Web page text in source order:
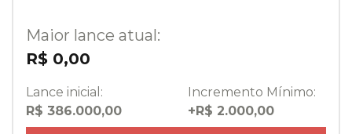
Maior lance atual:
R$ 0,00
Lance inicial:
R$ 386.000,00
Incremento Mínimo:
+R$ 2.000,00